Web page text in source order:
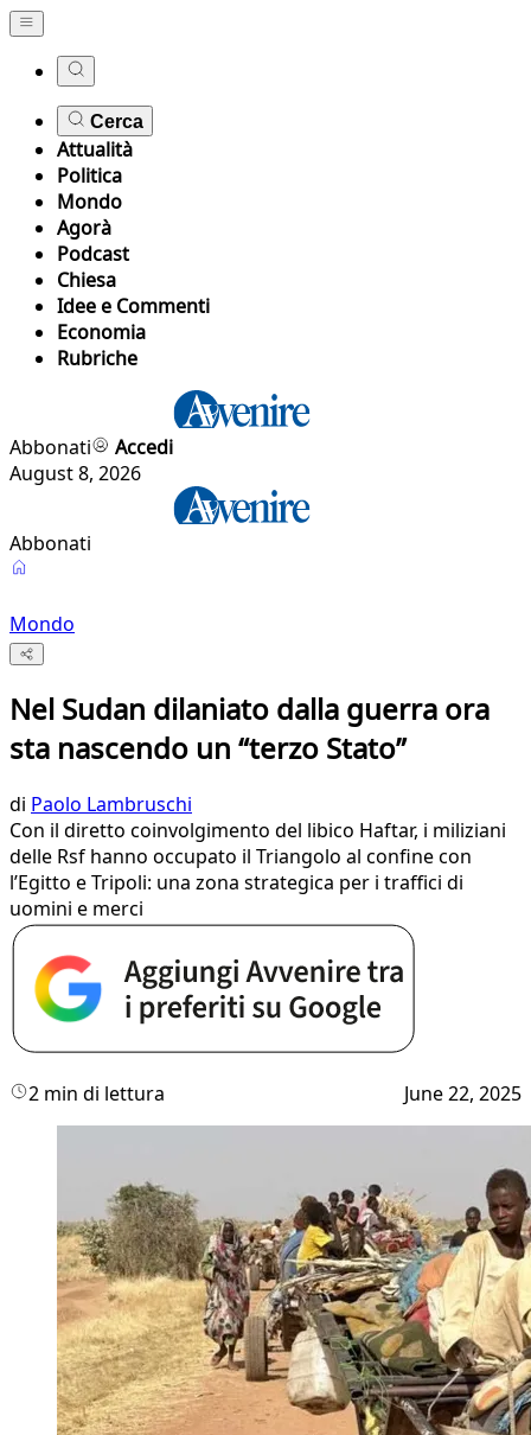
Cerca
Attualità
Politica
Mondo
Agorà
Podcast
Chiesa
Idee e Commenti
Economia
Rubriche
Abbonati
Accedi
August 8, 2026
Abbonati
Mondo
Nel Sudan dilaniato dalla guerra ora
sta nascendo un “terzo Stato”
di Paolo Lambruschi
Con il diretto coinvolgimento del libico Haftar, i miliziani
delle Rsf hanno occupato il Triangolo al confine con
l’Egitto e Tripoli: una zona strategica per i traffici di
uomini e merci
2 min di lettura June 22, 2025